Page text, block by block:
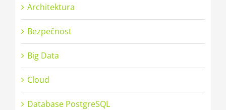
Architektura
Bezpečnost
Big Data
Cloud
Database PostgreSQL